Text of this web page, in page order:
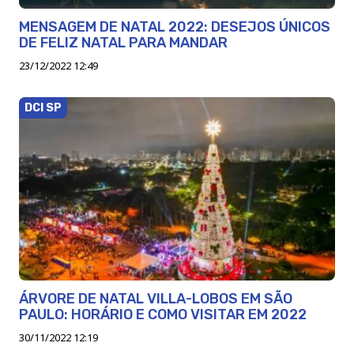
MENSAGEM DE NATAL 2022: DESEJOS ÚNICOS
DE FELIZ NATAL PARA MANDAR
23/12/2022 12:49
DCI SP
ÁRVORE DE NATAL VILLA-LOBOS EM SÃO
PAULO: HORÁRIO E COMO VISITAR EM 2022
30/11/2022 12:19